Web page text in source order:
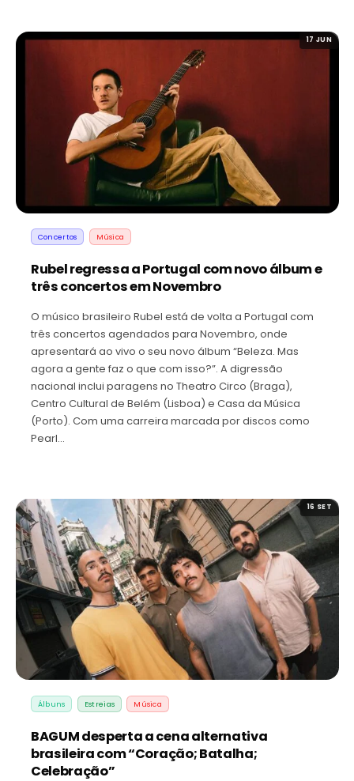
17 JUN
Concertos Música
Rubel regressa a Portugal com novo álbum e
três concertos em Novembro
O músico brasileiro Rubel está de volta a Portugal com
três concertos agendados para Novembro, onde
apresentará ao vivo o seu novo álbum “Beleza. Mas
agora a gente faz o que com isso?”. A digressão
nacional inclui paragens no Theatro Circo (Braga),
Centro Cultural de Belém (Lisboa) e Casa da Música
(Porto). Com uma carreira marcada por discos como
Pearl…
16 SET
Álbuns Estreias Música
BAGUM desperta a cena alternativa
brasileira com “Coração; Batalha;
Celebração”